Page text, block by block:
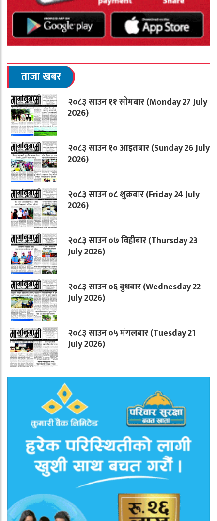
ताजा खबर
२०८३ साउन ११ सोमबार (Monday 27 July
2026)
२०८३ साउन १० आइतबार (Sunday 26 July
2026)
२०८३ साउन ०८ शुक्रबार (Friday 24 July
2026)
२०८३ साउन ०७ विहीबार (Thursday 23
July 2026)
२०८३ साउन ०६ बुधबार (Wednesday 22
July 2026)
२०८३ साउन ०५ मंगलबार (Tuesday 21
July 2026)